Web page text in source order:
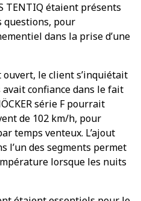
TENTIQ étaient présents
questions, pour
dans la prise d’une
le client s’inquiétait
confiance dans le fait
série F pourrait
de 102 km/h, pour
temps venteux. L’ajout
l’un des segments permet
lorsque les nuits